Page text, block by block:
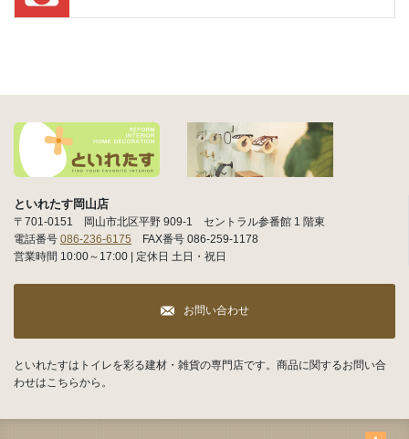
といれたす岡山店
〒701-0151 岡山市北区平野 909-1 セントラル参番館 1 階東
電話番号 086-236-6175 FAX番号 086-259-1178
営業時間 10:00～17:00 | 定休日 土日・祝日
お問い合わせ
といれたすはトイレを彩る建材・雑貨の専門店です。商品に関するお問い合
わせはこちらから。